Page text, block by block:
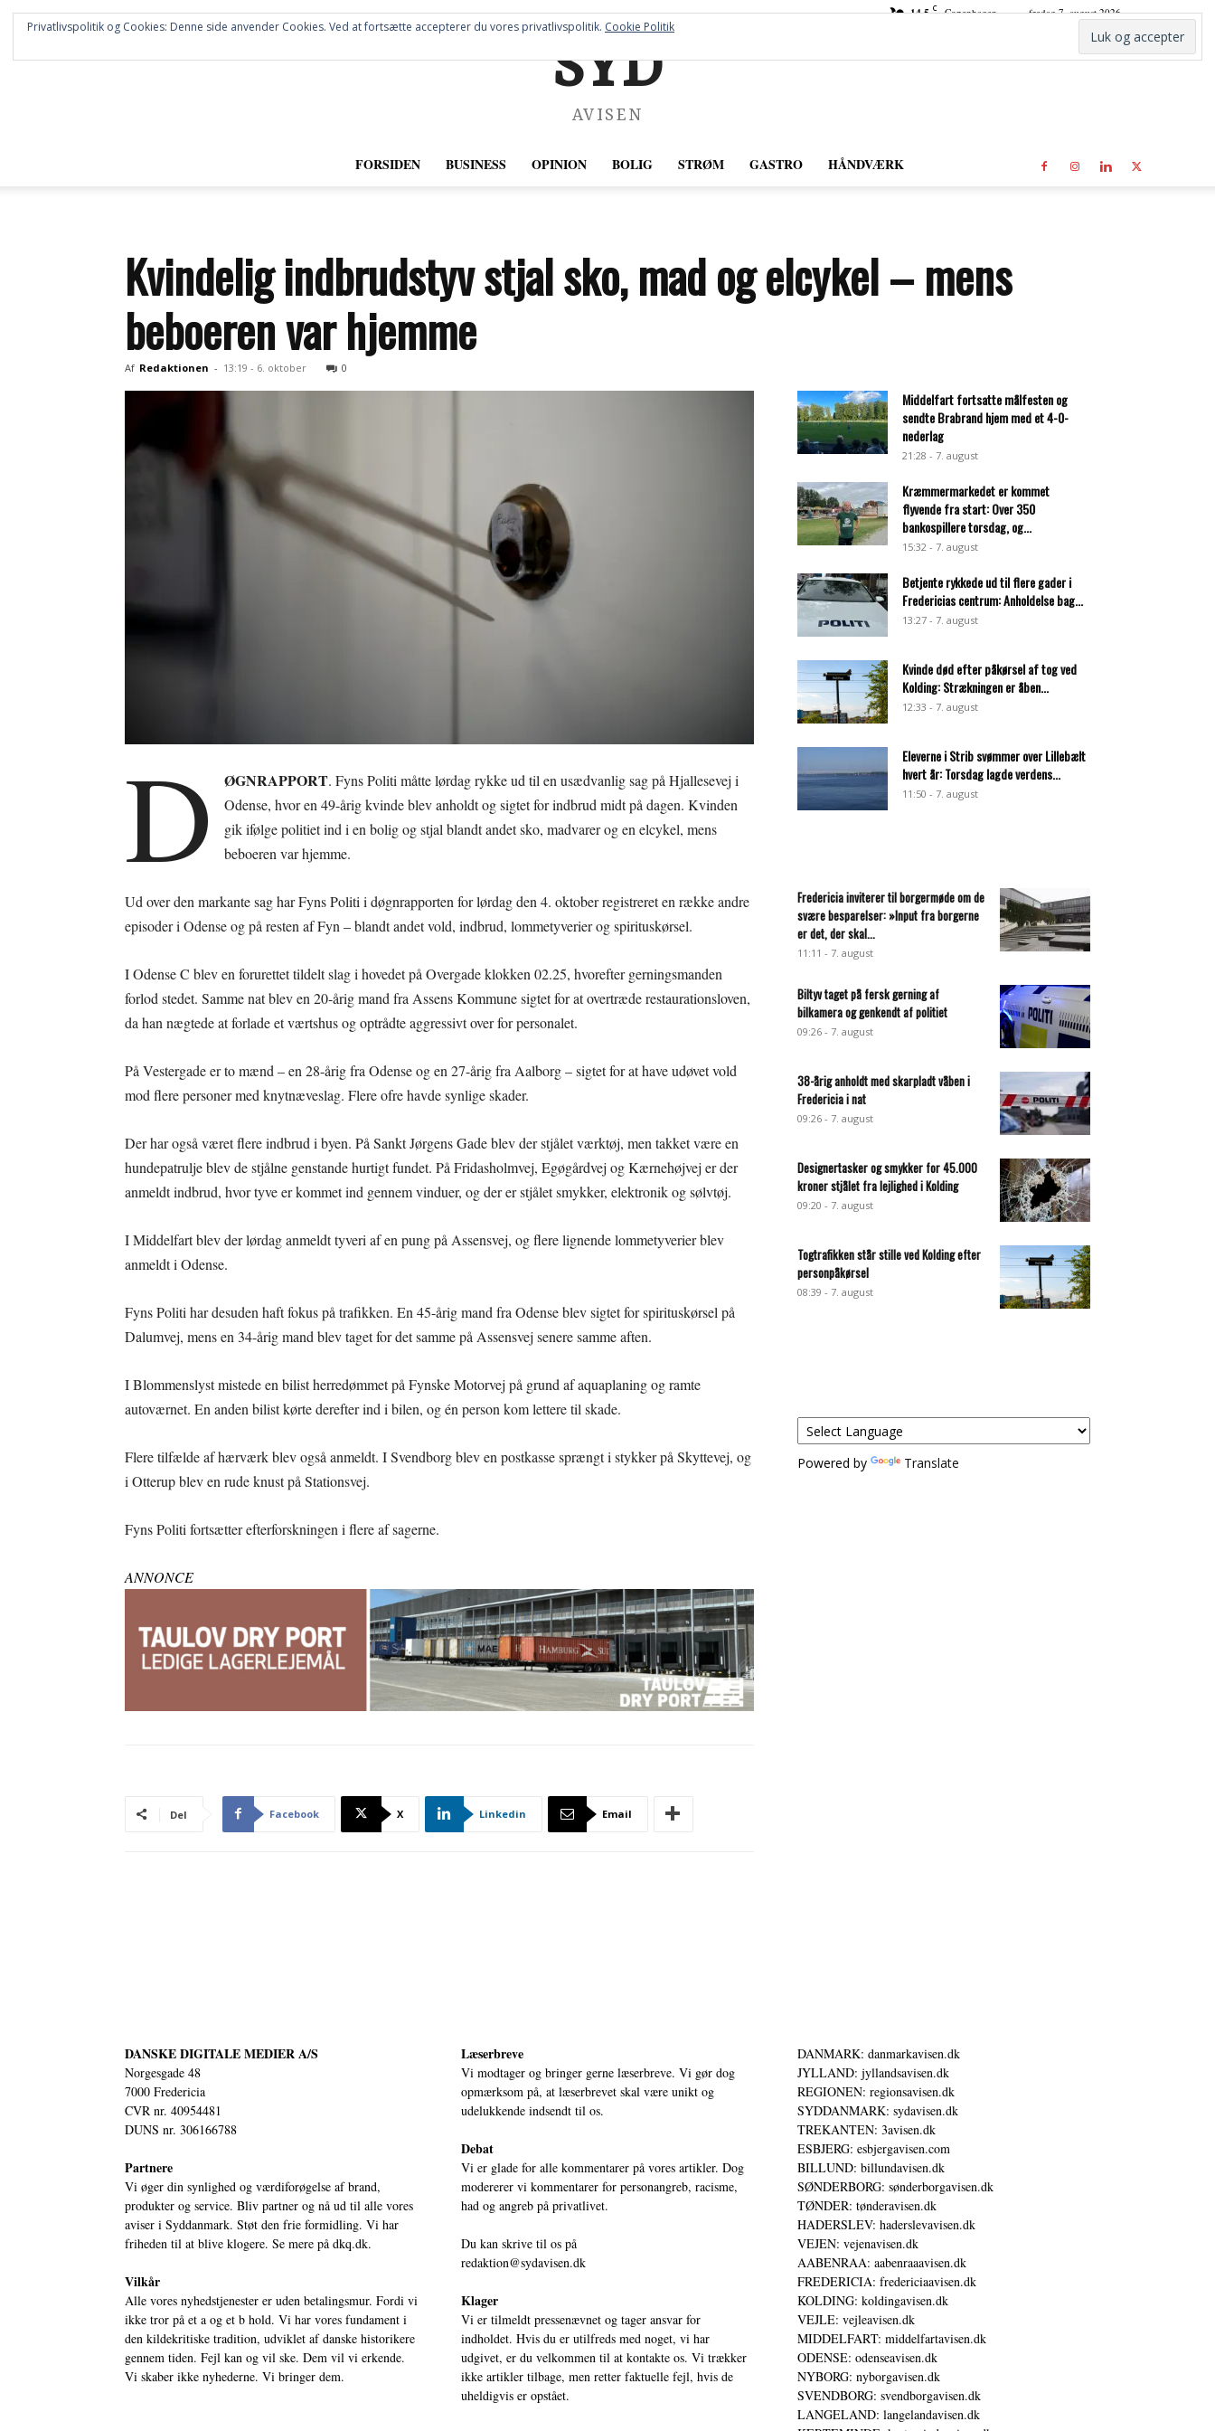
14.5 C Copenhagen fredag 7. august 2026
SYD
AVISEN
FORSIDEN BUSINESS OPINION BOLIG STRØM GASTRO HÅNDVÆRK
Kvindelig indbrudstyv stjal sko, mad og elcykel – mens
beboeren var hjemme
Af Redaktionen - 13:19 - 6. oktober 0
D ØGNRAPPORT. Fyns Politi måtte lørdag rykke ud til en usædvanlig sag på Hjallesevej i
Odense, hvor en 49-årig kvinde blev anholdt og sigtet for indbrud midt på dagen. Kvinden
gik ifølge politiet ind i en bolig og stjal blandt andet sko, madvarer og en elcykel, mens
beboeren var hjemme.
Ud over den markante sag har Fyns Politi i døgnrapporten for lørdag den 4. oktober registreret en række andre
episoder i Odense og på resten af Fyn – blandt andet vold, indbrud, lommetyverier og spirituskørsel.
I Odense C blev en forurettet tildelt slag i hovedet på Overgade klokken 02.25, hvorefter gerningsmanden
forlod stedet. Samme nat blev en 20-årig mand fra Assens Kommune sigtet for at overtræde restaurationsloven,
da han nægtede at forlade et værtshus og optrådte aggressivt over for personalet.
På Vestergade er to mænd – en 28-årig fra Odense og en 27-årig fra Aalborg – sigtet for at have udøvet vold
mod flere personer med knytnæveslag. Flere ofre havde synlige skader.
Der har også været flere indbrud i byen. På Sankt Jørgens Gade blev der stjålet værktøj, men takket være en
hundepatrulje blev de stjålne genstande hurtigt fundet. På Fridasholmvej, Egøgårdvej og Kærnehøjvej er der
anmeldt indbrud, hvor tyve er kommet ind gennem vinduer, og der er stjålet smykker, elektronik og sølvtøj.
I Middelfart blev der lørdag anmeldt tyveri af en pung på Assensvej, og flere lignende lommetyverier blev
anmeldt i Odense.
Fyns Politi har desuden haft fokus på trafikken. En 45-årig mand fra Odense blev sigtet for spirituskørsel på
Dalumvej, mens en 34-årig mand blev taget for det samme på Assensvej senere samme aften.
I Blommenslyst mistede en bilist herredømmet på Fynske Motorvej på grund af aquaplaning og ramte
autoværnet. En anden bilist kørte derefter ind i bilen, og én person kom lettere til skade.
Flere tilfælde af hærværk blev også anmeldt. I Svendborg blev en postkasse sprængt i stykker på Skyttevej, og
i Otterup blev en rude knust på Stationsvej.
Fyns Politi fortsætter efterforskningen i flere af sagerne.
ANNONCE
Del Facebook X Linkedin Email
Middelfart fortsatte målfesten og
sendte Brabrand hjem med et 4-0-
nederlag
21:28 - 7. august
Kræmmermarkedet er kommet
flyvende fra start: Over 350
bankospillere torsdag, og...
15:32 - 7. august
Betjente rykkede ud til flere gader i
Fredericias centrum: Anholdelse bag...
13:27 - 7. august
Kvinde død efter påkørsel af tog ved
Kolding: Strækningen er åben...
12:33 - 7. august
Eleverne i Strib svømmer over Lillebælt
hvert år: Torsdag lagde verdens...
11:50 - 7. august
Fredericia inviterer til borgermøde om de
svære besparelser: »Input fra borgerne
er det, der skal...
11:11 - 7. august
Biltyv taget på fersk gerning af
bilkamera og genkendt af politiet
09:26 - 7. august
38-årig anholdt med skarpladt våben i
Fredericia i nat
09:26 - 7. august
Designertasker og smykker for 45.000
kroner stjålet fra lejlighed i Kolding
09:20 - 7. august
Togtrafikken står stille ved Kolding efter
personpåkørsel
08:39 - 7. august
Powered by Translate
DANSKE DIGITALE MEDIER A/S
Norgesgade 48
7000 Fredericia
CVR nr. 40954481
DUNS nr. 306166788
Partnere
Vi øger din synlighed og værdiforøgelse af brand,
produkter og service. Bliv partner og nå ud til alle vores
aviser i Syddanmark. Støt den frie formidling. Vi har
friheden til at blive klogere. Se mere på dkq.dk.
Vilkår
Alle vores nyhedstjenester er uden betalingsmur. Fordi vi
ikke tror på et a og et b hold. Vi har vores fundament i
den kildekritiske tradition, udviklet af danske historikere
gennem tiden. Fejl kan og vil ske. Dem vil vi erkende.
Vi skaber ikke nyhederne. Vi bringer dem.
Læserbreve
Vi modtager og bringer gerne læserbreve. Vi gør dog
opmærksom på, at læserbrevet skal være unikt og
udelukkende indsendt til os.
Debat
Vi er glade for alle kommentarer på vores artikler. Dog
modererer vi kommentarer for personangreb, racisme,
had og angreb på privatlivet.
Du kan skrive til os på
redaktion@sydavisen.dk
Klager
Vi er tilmeldt pressenævnet og tager ansvar for
indholdet. Hvis du er utilfreds med noget, vi har
udgivet, er du velkommen til at kontakte os. Vi trækker
ikke artikler tilbage, men retter faktuelle fejl, hvis de
uheldigvis er opstået.
DANMARK: danmarkavisen.dk
JYLLAND: jyllandsavisen.dk
REGIONEN: regionsavisen.dk
SYDDANMARK: sydavisen.dk
TREKANTEN: 3avisen.dk
ESBJERG: esbjergavisen.com
BILLUND: billundavisen.dk
SØNDERBORG: sønderborgavisen.dk
TØNDER: tønderavisen.dk
HADERSLEV: haderslevavisen.dk
VEJEN: vejenavisen.dk
AABENRAA: aabenraaavisen.dk
FREDERICIA: fredericiaavisen.dk
KOLDING: koldingavisen.dk
VEJLE: vejleavisen.dk
MIDDELFART: middelfartavisen.dk
ODENSE: odenseavisen.dk
NYBORG: nyborgavisen.dk
SVENDBORG: svendborgavisen.dk
LANGELAND: langelandavisen.dk
Privatlivspolitik og Cookies: Denne side anvender Cookies. Ved at fortsætte accepterer du vores privatlivspolitik. Cookie Politik